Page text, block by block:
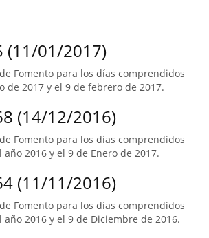
(11/01/2017)
Fomento para los días comprendidos
de 2017 y el 9 de febrero de 2017.
(14/12/2016)
Fomento para los días comprendidos
2016 y el 9 de Enero de 2017.
(11/11/2016)
Fomento para los días comprendidos
2016 y el 9 de Diciembre de 2016.